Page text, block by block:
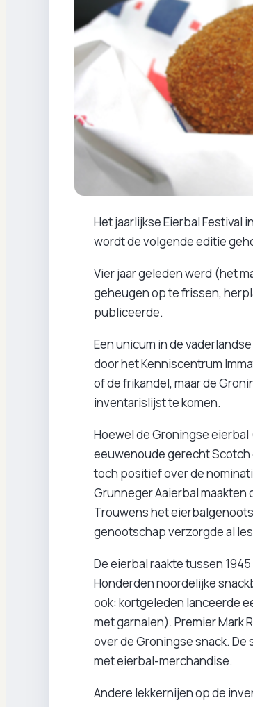
Het jaarlijkse Eierbal Festival
wordt de volgende editie
Vier jaar geleden werd (het
geheugen op te frissen,
publiceerde.
Een unicum in de
door het Kenniscentrum
of de frikandel, maar de
inventarislijst te komen.
Hoewel de Groningse
eeuwenoude gerecht Scotch
toch positief over de
Grunneger Aaierbal
Trouwens het
genootschap verzorgde al
De eierbal raakte tussen
Honderden noordelijke
ook: kortgeleden lanceerde
met garnalen). Premier Mark
over de Groningse snack.
met eierbal-merchandise.
Andere lekkernijen op de